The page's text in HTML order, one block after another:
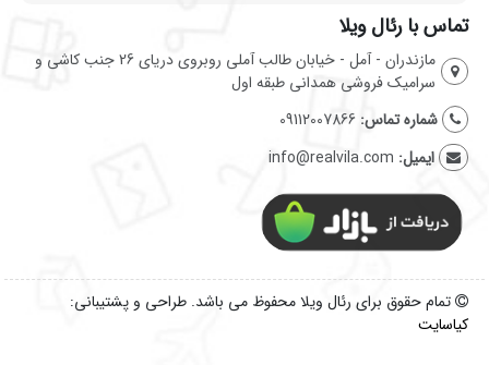
تماس با رئال ویلا
مازندران - آمل - خیابان طالب آملی روبروی دریای 26 جنب کاشی و
سرامیک فروشی همدانی طبقه اول
شماره تماس: 09112007866
ایمیل: info@realvila.com
تمام حقوق برای رئال ویلا محفوظ می باشد. طراحی و پشتیبانی:
کیاسایت